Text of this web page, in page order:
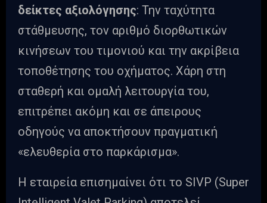
δείκτες αξιολόγησης: Την ταχύτητα
στάθμευσης, τον αριθμό διορθωτικών
κινήσεων του τιμονιού και την ακρίβεια
τοποθέτησης του οχήματος. Χάρη στη
σταθερή και ομαλή λειτουργία του,
επιτρέπει ακόμη και σε άπειρους
οδηγούς να αποκτήσουν πραγματική
«ελευθερία στο παρκάρισμα».
Η εταιρεία επισημαίνει ότι το SIVP (Super